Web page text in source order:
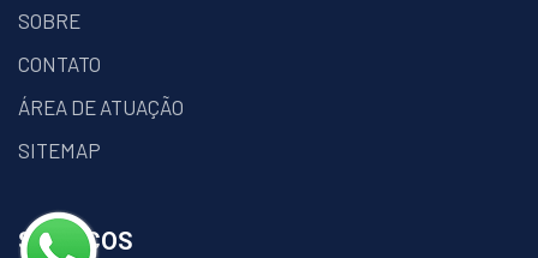
SOBRE
CONTATO
ÁREA DE ATUAÇÃO
SITEMAP
SERVIÇOS